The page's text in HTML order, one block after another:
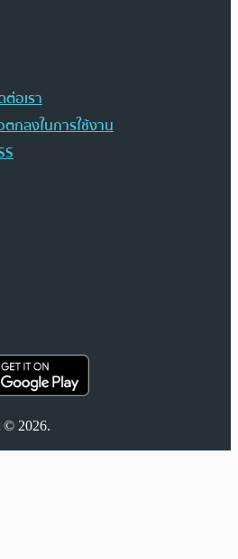
อเรา
กลงในการใช้งาน
© 2026.